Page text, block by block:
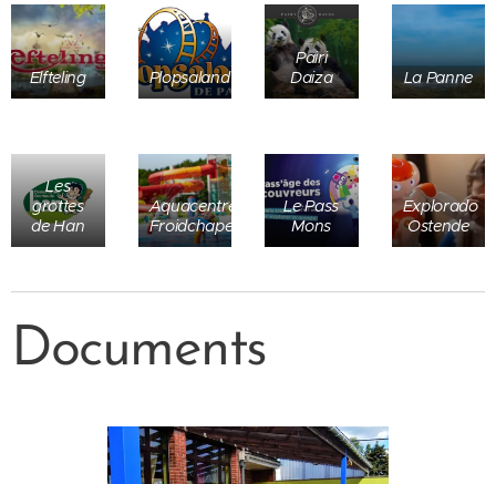
Elfteling Plopsaland
Pairi
Daiza
La Panne
Les
grottes
de Han
Aquacentre
Froidchapelle
Le Pass
Mons
Explorado
Ostende
Documents